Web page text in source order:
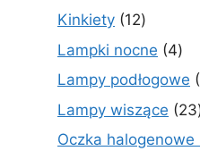
Kinkiety 1212
Lampki nocne 44
Lampy podłogowe
Lampy wiszące 23
Oczka